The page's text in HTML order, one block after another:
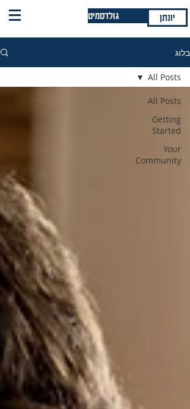
גולדסמיט יונתן
בלוג
All Posts
Getting
Started
Your
Community
All Posts